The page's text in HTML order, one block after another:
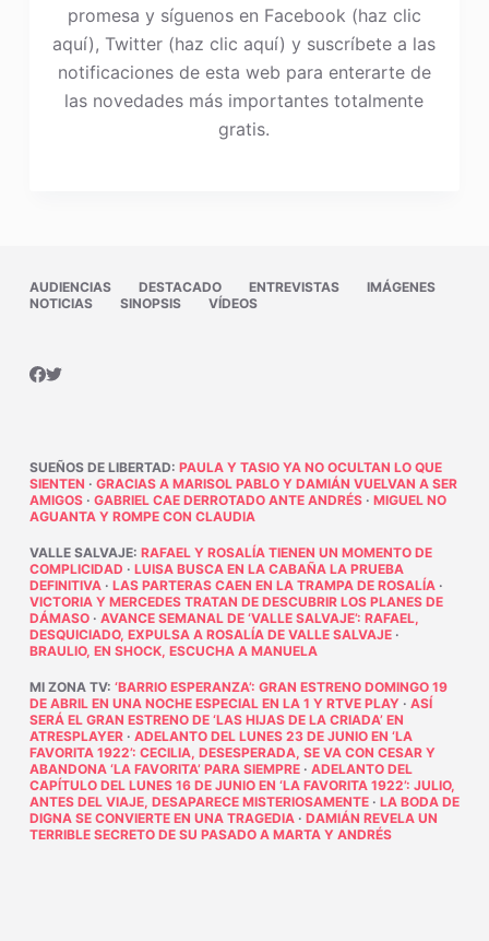
promesa y síguenos en Facebook (haz clic
aquí), Twitter (haz clic aquí) y suscríbete a las
notificaciones de esta web para enterarte de
las novedades más importantes totalmente
gratis.
AUDIENCIAS DESTACADO ENTREVISTAS
IMÁGENES
NOTICIAS
SINOPSIS VÍDEOS
SUEÑOS DE LIBERTAD: PAULA Y TASIO YA NO OCULTAN LO QUE
SIENTEN · GRACIAS A MARISOL PABLO Y DAMIÁN VUELVAN A SER
AMIGOS· GABRIEL CAE DERROTADO ANTE ANDRÉS· MIGUEL NO
AGUANTA Y ROMPE CON CLAUDIA
VALLE SALVAJE: RAFAEL Y ROSALÍA TIENEN UN MOMENTO DE
COMPLICIDAD · LUISA BUSCA EN LA CABAÑA LA PRUEBA
DEFINITIVA· LAS PARTERAS CAEN EN LA TRAMPA DE ROSALÍA·
VICTORIA Y MERCEDES TRATAN DE DESCUBRIR LOS PLANES DE
DÁMASO· AVANCE SEMANAL DE ‘VALLE SALVAJE’: RAFAEL,
DESQUICIADO, EXPULSA A ROSALÍA DE VALLE SALVAJE·
BRAULIO, EN SHOCK, ESCUCHA A MANUELA
MI ZONA TV: ‘BARRIO ESPERANZA’: GRAN ESTRENO DOMINGO 19
DE ABRIL EN UNA NOCHE ESPECIAL EN LA 1 Y RTVE PLAY· ASÍ
SERÁ EL GRAN ESTRENO DE ‘LAS HIJAS DE LA CRIADA’ EN
ATRESPLAYER· ADELANTO DEL LUNES 23 DE JUNIO EN ‘LA
FAVORITA 1922’: CECILIA, DESESPERADA, SE VA CON CESAR Y
ABANDONA ‘LA FAVORITA’ PARA SIEMPRE· ADELANTO DEL
CAPÍTULO DEL LUNES 16 DE JUNIO EN ‘LA FAVORITA 1922’: JULIO,
ANTES DEL VIAJE, DESAPARECE MISTERIOSAMENTE· LA BODA DE
DIGNA SE CONVIERTE EN UNA TRAGEDIA· DAMIÁN REVELA UN
TERRIBLE SECRETO DE SU PASADO A MARTA Y ANDRÉS